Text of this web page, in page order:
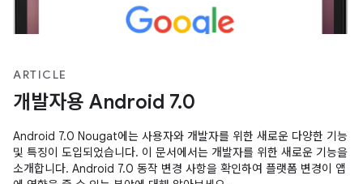
ARTICLE
개발자용 Android 7.0
Android 7.0 Nougat에는 사용자와 개발자를 위한 새로운 다양한 기능
및 특징이 도입되었습니다. 이 문서에서는 개발자를 위한 새로운 기능을
소개합니다. Android 7.0 동작 변경 사항을 확인하여 플랫폼 변경이 앱